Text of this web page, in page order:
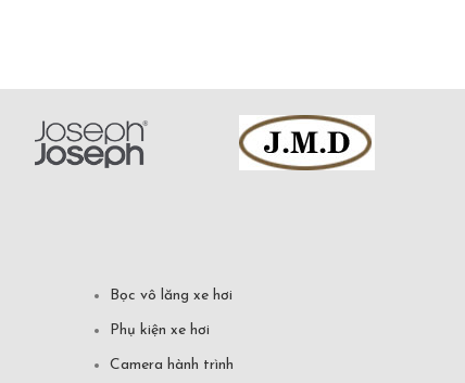
Bọc vô lăng xe hơi
Phụ kiện xe hơi
Camera hành trình